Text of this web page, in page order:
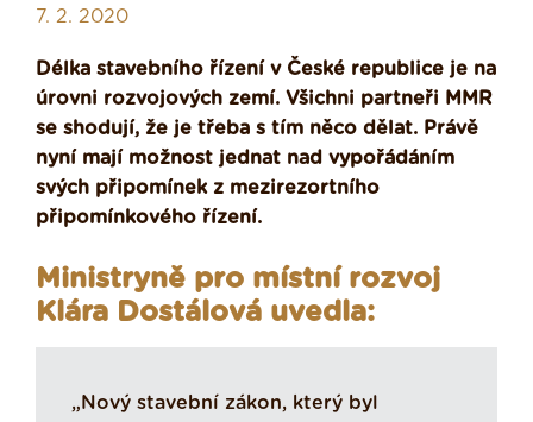
7. 2. 2020
Délka stavebního řízení v České republice je na
úrovni rozvojových zemí. Všichni partneři MMR
se shodují, že je třeba s tím něco dělat. Právě
nyní mají možnost jednat nad vypořádáním
svých připomínek z mezirezortního
připomínkového řízení.
Ministryně pro místní rozvoj
Klára Dostálová uvedla:
„Nový stavební zákon, který byl